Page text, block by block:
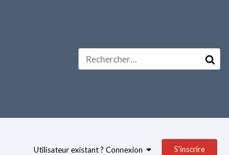
Utilisateur existant ? Connexion S’inscrire